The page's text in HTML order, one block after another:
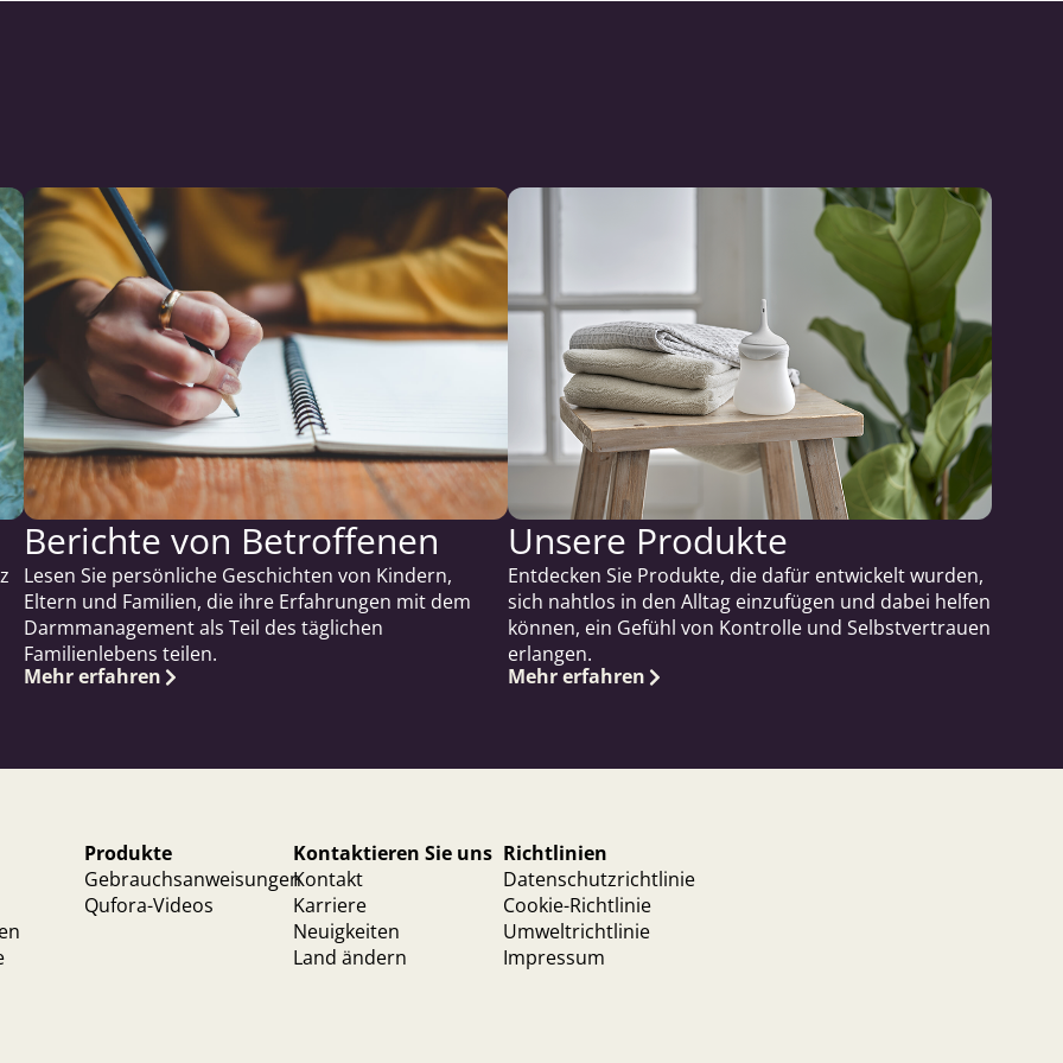
Berichte von Betroffenen
Lesen Sie persönliche Geschichten von Kindern,
Eltern und Familien, die ihre Erfahrungen mit dem
Darmmanagement als Teil des täglichen
Familienlebens teilen.
Mehr erfahren
Unsere Produkte
Entdecken Sie Produkte, die dafür entwickelt wurden,
sich nahtlos in den Alltag einzufügen und dabei helfen
können, ein Gefühl von Kontrolle und Selbstvertrauen
erlangen.
Mehr erfahren
Produkte
Gebrauchsanweisungen
Qufora-Videos
Kontaktieren Sie uns
Kontakt
Karriere
Neuigkeiten
Land ändern
Richtlinien
Datenschutzrichtlinie
Cookie-Richtlinie
Umweltrichtlinie
Impressum